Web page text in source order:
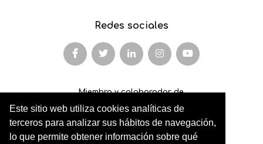
Este sitio web utiliza cookies analíticas de
terceros para analizar sus hábitos de navegación,
lo que permite obtener información sobre qué
Redes sociales
Miembro y colaborador de
Arqueonet